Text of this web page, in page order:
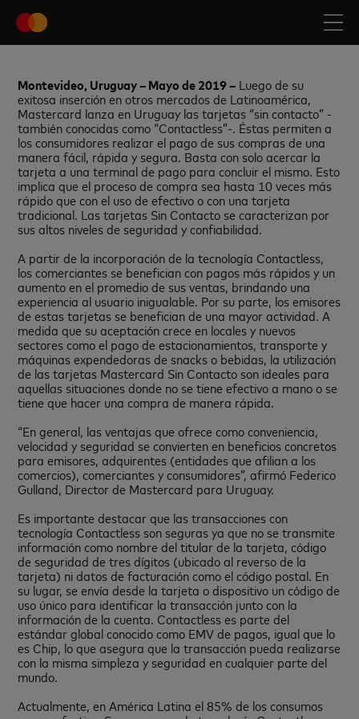
Montevideo, Uruguay – Mayo de 2019 – Luego de su
exitosa inserción en otros mercados de Latinoamérica,
Mastercard lanza en Uruguay las tarjetas “sin contacto” -
también conocidas como “Contactless”-. Éstas permiten a
los consumidores realizar el pago de sus compras de una
manera fácil, rápida y segura. Basta con solo acercar la
tarjeta a una terminal de pago para concluir el mismo. Esto
implica que el proceso de compra sea hasta 10 veces más
rápido que con el uso de efectivo o con una tarjeta
tradicional. Las tarjetas Sin Contacto se caracterizan por
sus altos niveles de seguridad y confiabilidad.
A partir de la incorporación de la tecnología Contactless,
los comerciantes se benefician con pagos más rápidos y un
aumento en el promedio de sus ventas, brindando una
experiencia al usuario inigualable. Por su parte, los emisores
de estas tarjetas se benefician de una mayor actividad. A
medida que su aceptación crece en locales y nuevos
sectores como el pago de estacionamientos, transporte y
máquinas expendedoras de snacks o bebidas, la utilización
de las tarjetas Mastercard Sin Contacto son ideales para
aquellas situaciones donde no se tiene efectivo a mano o se
tiene que hacer una compra de manera rápida.
“En general, las ventajas que ofrece como conveniencia,
velocidad y seguridad se convierten en beneficios concretos
para emisores, adquirentes (entidades que afilian a los
comercios), comerciantes y consumidores”, afirmó Federico
Gulland, Director de Mastercard para Uruguay.
Es importante destacar que las transacciones con
tecnología Contactless son seguras ya que no se transmite
información como nombre del titular de la tarjeta, código
de seguridad de tres dígitos (ubicado al reverso de la
tarjeta) ni datos de facturación como el código postal. En
su lugar, se envía desde la tarjeta o dispositivo un código de
uso único para identificar la transacción junto con la
información de la cuenta. Contactless es parte del
estándar global conocido como EMV de pagos, igual que lo
es Chip, lo que asegura que la transacción pueda realizarse
con la misma simpleza y seguridad en cualquier parte del
mundo.
Actualmente, en América Latina el 85% de los consumos